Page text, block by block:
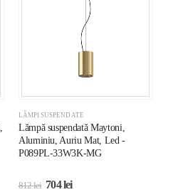
LĂMPI SUSPENDATE
Lămpă suspendată Maytoni,
Aluminiu, Auriu Mat, Led -
P089PL-33W3K-MG
812lei 704lei